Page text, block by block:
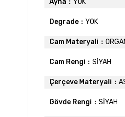
Degrade YOK
Cam Materyali
Cam Rengi SİYAH
Çerçeve Materyali
Gövde Rengi SİYAH